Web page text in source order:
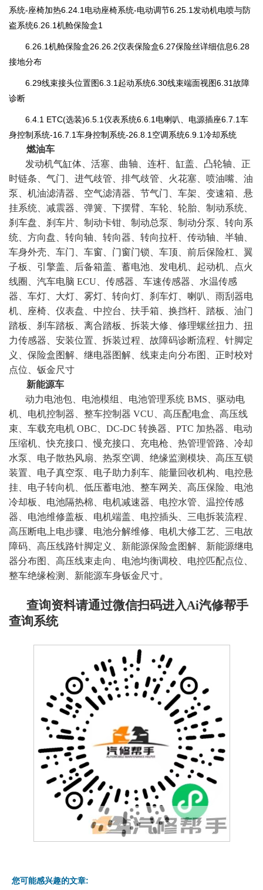
系统-座椅加热6.24.1电动座椅系统-电动调节6.25.1发动机电喷与防
盗系统6.26.1机舱保险盒1
6.26.1机舱保险盒26.26.2仪表保险盒6.27保险丝详细信息6.28
接地分布
6.29线束接头位置图6.3.1起动系统6.30线束端面视图6.31故障
诊断
6.4.1 ETC(选装)6.5.1仪表系统6.6.1电喇叭、电源插座6.7.1车
身控制系统-16.7.1车身控制系统-26.8.1空调系统6.9.1冷却系统
燃油车
发动机气缸体、活塞、曲轴、连杆、缸盖、凸轮轴、正
时链条、气门、进气歧管、排气歧管、火花塞、喷油嘴、油
泵、机油滤清器、空气滤清器、节气门、车架、变速箱、悬
挂系统、减震器、弹簧、下摆臂、车轮、轮胎、制动系统、
刹车盘、刹车片、制动卡钳、制动总泵、制动分泵、转向系
统、方向盘、转向轴、转向器、转向拉杆、传动轴、半轴、
车身外壳、车门、车窗、门窗门锁、车顶、前后保险杠、翼
子板、引擎盖、后备箱盖、蓄电池、发电机、起动机、点火
线圈、汽车电脑 ECU、传感器、车速传感器、水温传感
器、车灯、大灯、雾灯、转向灯、刹车灯、喇叭、雨刮器电
机、座椅、仪表盘、中控台、扶手箱、换挡杆、踏板、油门
踏板、刹车踏板、离合踏板、拆装大修、修理螺丝扭力、扭
力传感器、安装位置、拆装过程、故障码诊断流程、针脚定
义、保险盒图解、继电器图解、线束走向分布图、正时校对
点位、钣金尺寸
新能源车
动力电池包、电池模组、电池管理系统 BMS、驱动电
机、电机控制器、整车控制器 VCU、高压配电盒、高压线
束、车载充电机 OBC、DC-DC 转换器、PTC 加热器、电动
压缩机、快充接口、慢充接口、充电枪、热管理管路、冷却
水泵、电子散热风扇、热泵空调、绝缘监测模块、高压互锁
装置、电子真空泵、电子助力刹车、能量回收机构、电控悬
挂、电子转向机、低压蓄电池、整车网关、高压保险、电池
冷却板、电池隔热棉、电机减速器、电控水管、温控传感
器、电池维修盖板、电机端盖、电控插头、三电拆装流程、
高压断电上电步骤、电池分解维修、电机大修工艺、三电故
障码、高压线路针脚定义、新能源保险盒图解、新能源继电
器分布图、高压线束走向、电池均衡调校、电控匹配点位、
整车绝缘检测、新能源车身钣金尺寸。
查询资料请通过微信扫码进入Ai汽修帮手
查询系统
您可能感兴趣的文章: